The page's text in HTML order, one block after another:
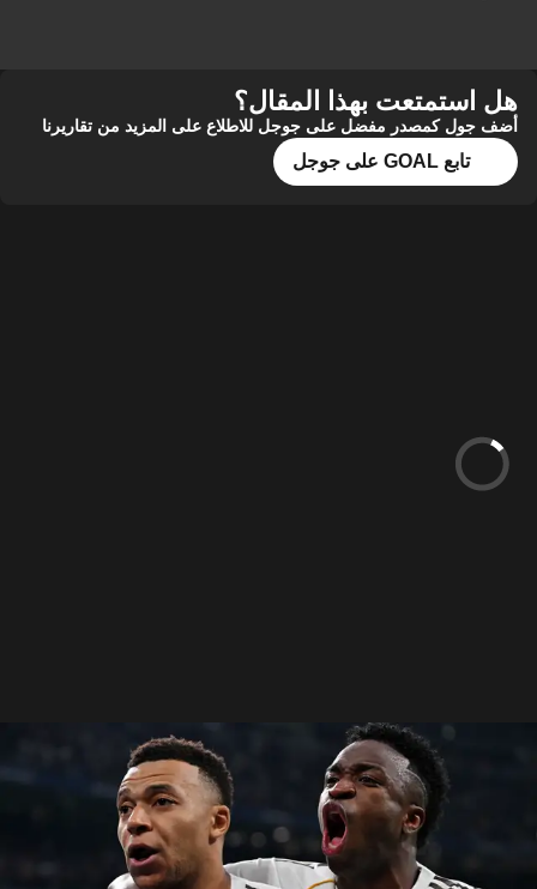
هل استمتعت بهذا المقال؟
أضف جول كمصدر مفضل على جوجل للاطلاع على المزيد من تقاريرنا
تابع GOAL على جوجل